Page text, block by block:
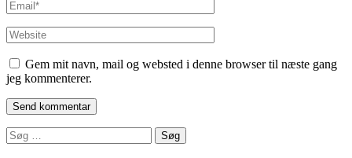
Email*
Website
Gem mit navn, mail og websted i denne browser til næste gang
jeg kommenterer.
Søg
efter: